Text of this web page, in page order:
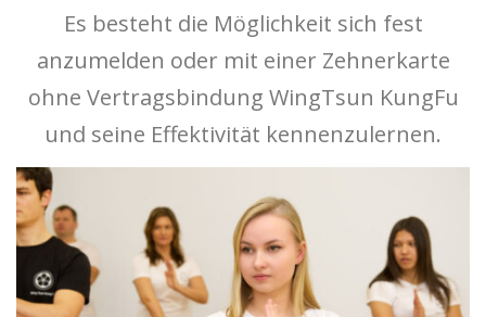
Es besteht die Möglichkeit sich fest
anzumelden oder mit einer Zehnerkarte
ohne Vertragsbindung WingTsun KungFu
und seine Effektivität kennenzulernen.